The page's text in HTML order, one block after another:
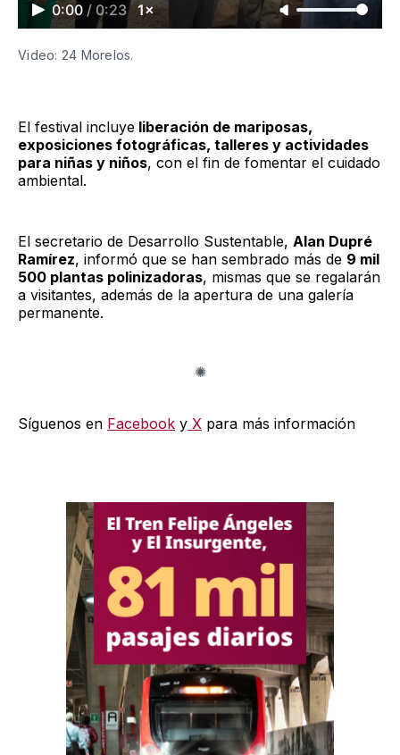
0:00 / 0:23 1×
Video: 24 Morelos.
El festival incluye liberación de mariposas,
exposiciones fotográficas, talleres y actividades
para niñas y niños, con el fin de fomentar el cuidado
ambiental.
El secretario de Desarrollo Sustentable, Alan Dupré
Ramírez, informó que se han sembrado más de 9 mil
500 plantas polinizadoras, mismas que se regalarán
a visitantes, además de la apertura de una galería
permanente.
Síguenos en Facebook y X para más información